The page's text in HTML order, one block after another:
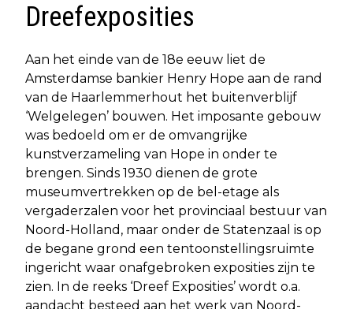
Dreefexposities
Aan het einde van de 18e eeuw liet de
Amsterdamse bankier Henry Hope aan de rand
van de Haarlemmerhout het buitenverblijf
‘Welgelegen’ bouwen. Het imposante gebouw
was bedoeld om er de omvangrijke
kunstverzameling van Hope in onder te
brengen. Sinds 1930 dienen de grote
museumvertrekken op de bel-etage als
vergaderzalen voor het provinciaal bestuur van
Noord-Holland, maar onder de Statenzaal is op
de begane grond een tentoonstellingsruimte
ingericht waar onafgebroken exposities zijn te
zien. In de reeks ‘Dreef Exposities’ wordt o.a.
aandacht besteed aan het werk van Noord-